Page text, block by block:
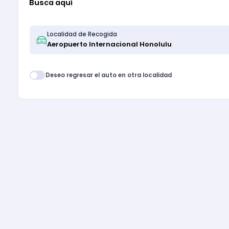
Busca aquí
Localidad de Recogida
Deseo regresar el auto en otra localidad